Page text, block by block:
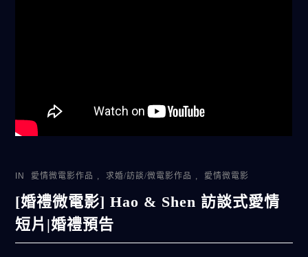
IN 愛情微電影作品 , 求婚/訪談/微電影作品 , 愛情微電影
[婚禮微電影] Hao & Shen 訪談式愛情
短片|婚禮預告